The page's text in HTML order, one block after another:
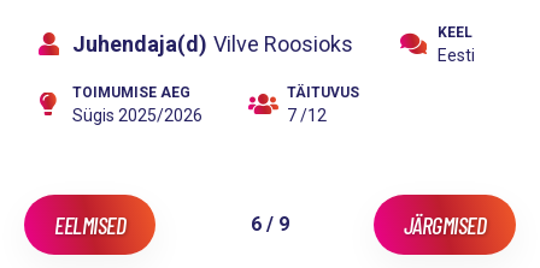
Juhendaja(d) Vilve Roosioks KEEL
Eesti
TOIMUMISE AEG
Sügis 2025/2026
TÄITUVUS
7 /12
EELMISED 6 / 9 JÄRGMISED